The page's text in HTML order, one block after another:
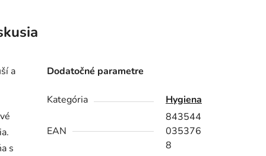
a
s
Dodatočné parametre
Kategória Hygiena
EAN
843544
035376
8